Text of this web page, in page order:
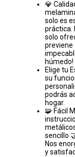
💎
solo es
práctica.
solo
previene
húmedo!
Elige tu
su
podrás
hogar.
🧩 Fácil
sencillo
Nos
y